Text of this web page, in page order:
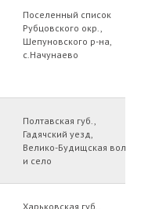
Поселенный список
Рубцовского окр.,
Шепуновского р-на,
с.Начунаево
Полтавская губ.,
Гадячский уезд,
Велико-Будищская вол.
и село
Харьковская губ.,